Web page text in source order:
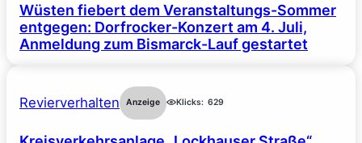
Wüsten fiebert dem Veranstaltungs-Sommer
entgegen: Dorfrocker-Konzert am 4. Juli,
Anmeldung zum Bismarck-Lauf gestartet
Revierverhalten Anzeige Klicks: 629